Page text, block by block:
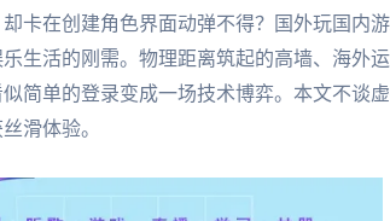
卡在创建角色界面动弹不得？国外玩国内游
生活的刚需。物理距离筑起的高墙、海外
单的登录变成一场技术博弈。本文不谈
滑体验。